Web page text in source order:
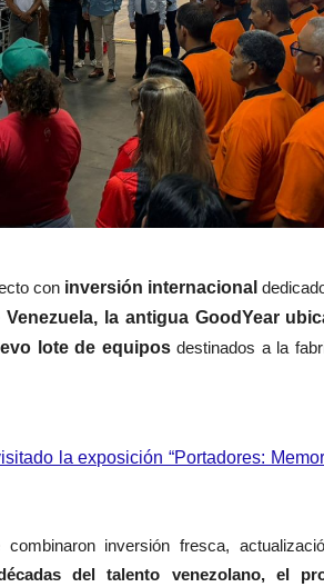
con inversión internacional
la antigua GoodYear
lote de equiposdestinados a la
la exposición “Portadores:
inversión fresca,
del talento venezolano, el